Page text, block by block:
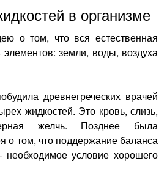
в организме
о том, что вся естественная
элементов: земли, воды, воздуха
древнегреческих врачей
жидкостей. Это кровь, слизь,
желчь. Позднее была
о том, что поддержание баланса
необходимое условие хорошего